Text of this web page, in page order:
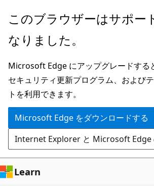
メ
ン
ン
テ
ン
ツ
に
ス
キ
ッ
プ
このブラウザーはサポー
なりました。
Microsoft Edge にアップグレードする
セキュリティ更新プログラム、および
トを利用できます。
Microsoft Edge をダウンロードする
Internet Explorer と Microsoft Edge
Learn